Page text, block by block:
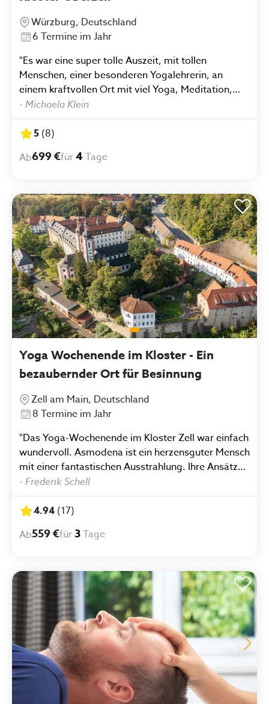
Würzburg, Deutschland
6 Termine im Jahr
"Es war eine super tolle Auszeit, mit tollen
Menschen, einer besonderen Yogalehrerin, an
einem kraftvollen Ort mit viel Yoga, Meditation,
viel Sonne und leckerem Essen."
- Michaela Klein
5 (8)
Ab699 €für4Tage
Yoga Wochenende im Kloster - Ein
bezaubernder Ort für Besinnung
Zell am Main, Deutschland
8 Termine im Jahr
"Das Yoga-Wochenende im Kloster Zell war einfach
wundervoll. Asmodena ist ein herzensguter Mensch
mit einer fantastischen Ausstrahlung. Ihre Ansätze
sind unglaublich inspirierend und leicht
nachvollziehbar, man fühlt sich bei ihr ab der ersten
Minute bestens aufgehoben. Das Kloster selbst
faszinierende Geschichte, die dem Kurs einen ganz
das gemütliche Beisammensein in der Gruppe
haben die Tage perfekt abgerundet. Ich komme
sehr gerne wieder! 🤍"
- Frederik Schell
4.94 (17)
Ab559 €für3Tage